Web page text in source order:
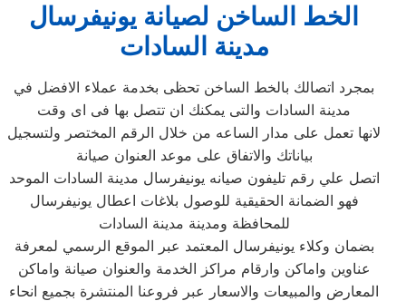
الخط الساخن لصيانة يونيفرسال
مدينة السادات
بمجرد اتصالك بالخط الساخن تحظى بخدمة عملاء الافضل في
مدينة السادات والتى يمكنك ان تتصل بها فى اى وقت
لانها تعمل على مدار الساعه من خلال الرقم المختصر ولتسجيل
بياناتك والاتفاق على موعد العنوان صيانة
اتصل علي رقم تليفون صيانه يونيفرسال مدينة السادات الموحد
فهو الضمانة الحقيقية للوصول بلاغات اعطال يونيفرسال
للمحافظة ومدينة مدينة السادات
بضمان وكلاء يونيفرسال المعتمد عبر الموقع الرسمي لمعرفة
عناوين واماكن وارقام مراكز الخدمة والعنوان صيانة واماكن
المعارض والمبيعات والاسعار عبر فروعنا المنتشرة بجميع انحاء